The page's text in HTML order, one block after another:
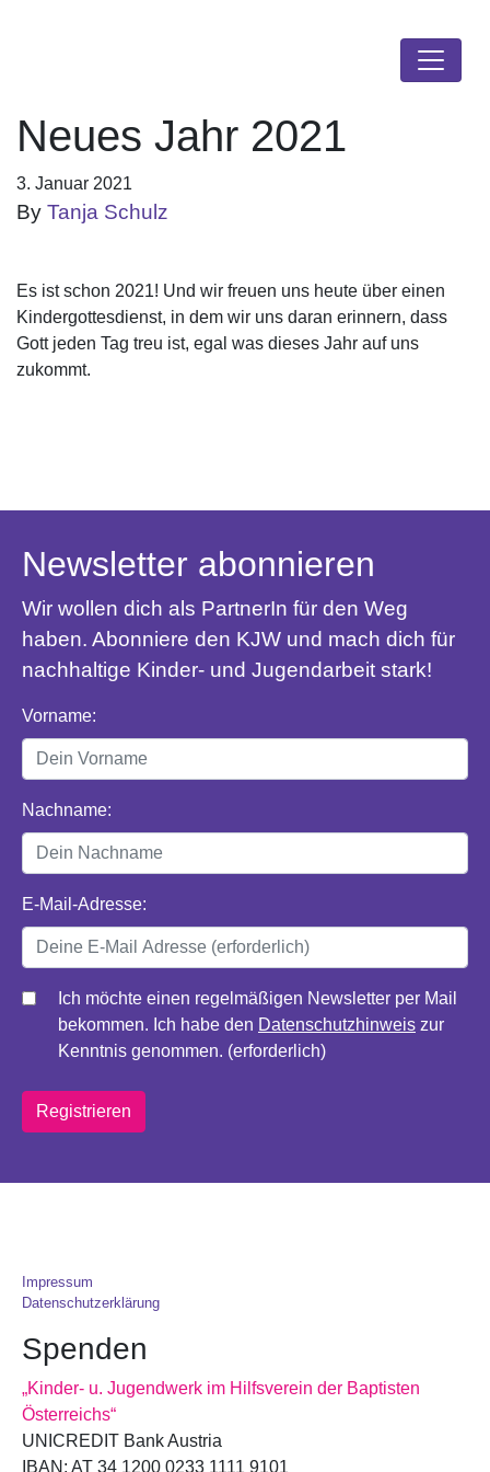
Neues Jahr 2021
3. Januar 2021
By Tanja Schulz
Es ist schon 2021! Und wir freuen uns heute über einen
Kindergottesdienst, in dem wir uns daran erinnern, dass
Gott jeden Tag treu ist, egal was dieses Jahr auf uns
zukommt.
Newsletter abonnieren
Wir wollen dich als PartnerIn für den Weg
haben. Abonniere den KJW und mach dich für
nachhaltige Kinder- und Jugendarbeit stark!
Vorname:
Nachname:
E-Mail-Adresse:
Ich möchte einen regelmäßigen Newsletter per Mail
bekommen. Ich habe den Datenschutzhinweis zur
Kenntnis genommen. (erforderlich)
Impressum
Datenschutzerklärung
Spenden
„Kinder- u. Jugendwerk im Hilfsverein der Baptisten
Österreichs“
UNICREDIT Bank Austria
IBAN: AT 34 1200 0233 1111 9101